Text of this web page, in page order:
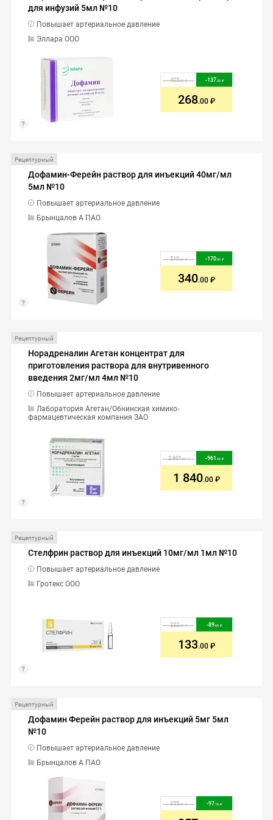
для инфузий 5мл №10
Эллара ООО
Повышает артериальное давление
405.00 -137 .00
268.00
Рецептурный
Дофамин-Ферейн раствор для инъекций 40мг/мл
5мл №10
Брынцалов А ПАО
Повышает артериальное давление
510.00 -170.00
340.00
Рецептурный
Норадреналин Агетан концентрат для
приготовления раствора для внутривенного
введения 2мг/мл 4мл №10
Лаборатория Агетан/Обнинская химико-
фармацевтическая компания ЗАО
Повышает артериальное давление
2 801.00 -961 .00
1 840.00
Рецептурный
Стелфрин раствор для инъекций 10мг/мл 1мл №10
Гротекс ООО
Повышает артериальное давление
222.00 -89.00
133.00
Рецептурный
Дофамин Ферейн раствор для инъекций 5мг 5мл
№10
Брынцалов А ПАО
Повышает артериальное давление
355.00 -97.78